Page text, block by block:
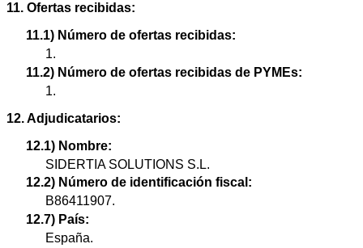
11. Ofertas recibidas:
11.1) Número de ofertas recibidas:
1.
11.2) Número de ofertas recibidas de PYMEs:
1.
12. Adjudicatarios:
12.1) Nombre:
SIDERTIA SOLUTIONS S.L.
12.2) Número de identificación fiscal:
B86411907.
12.7) País:
España.